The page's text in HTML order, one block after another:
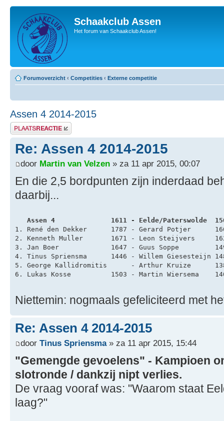
Schaakclub Assen
Het forum van Schaakclub Assen!
Forumoverzicht ‹ Competities ‹ Externe competitie
Assen 4 2014-2015
Plaats een reactie
Re: Assen 4 2014-2015
door Martin van Velzen » za 11 apr 2015, 00:07
En die 2,5 bordpunten zijn inderdaad
daarbij...
Assen 4              1611 - Eelde/Paterswolde
1. René den Dekker      1787 - Gerard Potjer
2. Kenneth Muller       1671 - Leon Steijvers
3. Jan Boer             1647 - Guus Soppe
4. Tinus Spriensma      1446 - Willem Giesesteijn
5. George Kallidromitis      - Arthur Kruize
6. Lukas Kosse          1503 - Martin Wiersema
Niettemin: nogmaals gefeliciteerd met
Re: Assen 4 2014-2015
door Tinus Spriensma» za 11 apr 2015, 15:44
"Gemengde gevoelens" - Kampioen
slotronde / dankzij nipt verlies.
De vraag vooraf was: "Waarom staat
laag?"